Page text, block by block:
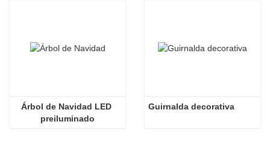
Árbol de Navidad LED
preiluminado
Guirnalda decorativa